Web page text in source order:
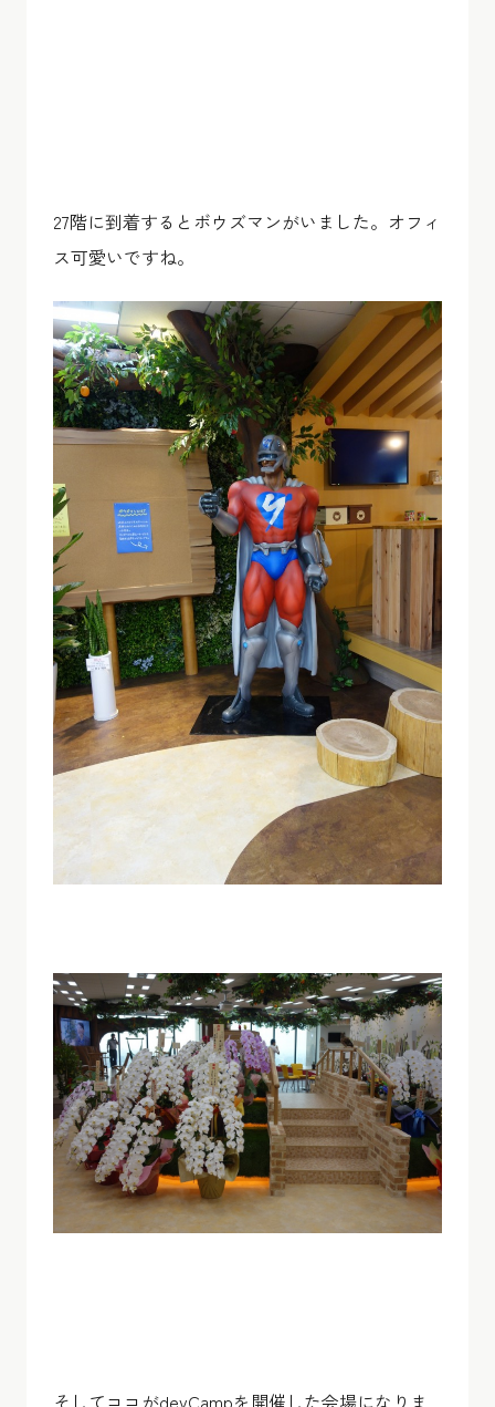
27階に到着するとボウズマンがいました。オフィ
ス可愛いですね。
そしてココがdevCampを開催した会場になりま